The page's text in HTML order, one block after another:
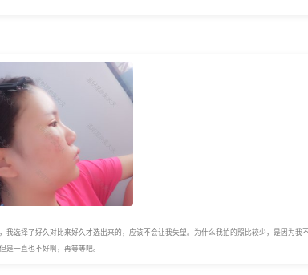
我选择了好久对比来好久才选出来的，应该不会让我失望。为什么我拍的照比较少，是因为
一直也不好啊，再等等吧。